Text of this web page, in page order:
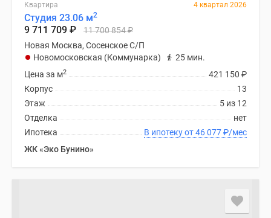
Квартира 4 квартал 2026
Студия 23.06 м2
9 711 709 ₽ 11 700 854₽
Новая Москва, Сосенское С/П
Новомосковская (Коммунарка)
25 мин.
421 150 ₽
Цена за м2
13
Корпус
5 из 12
Этаж
нет
Отделка
В ипотеку от 46 077₽/мес
Ипотека
ЖК «Эко Бунино»